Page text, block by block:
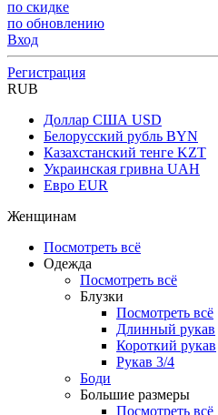
по скидке
по обновлению
Вход
Регистрация
RUB
Доллар США USD
Белорусский рубль BYN
Казахстанский тенге KZT
Украинская гривна UAH
Евро EUR
Женщинам
Посмотреть всё
Одежда
Посмотреть всё
Блузки
Посмотреть всё
Длинный рукав
Короткий рукав
Рукав 3/4
Боди
Большие размеры
Посмотреть всё